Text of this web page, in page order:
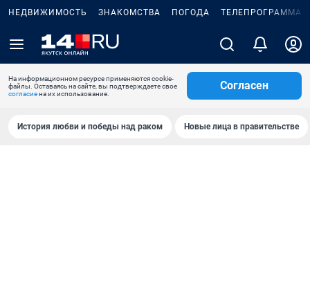
НЕДВИЖИМОСТЬ ЗНАКОМСТВА ПОГОДА ТЕЛЕПРОГРАММА
На информационном ресурсе применяются cookie-
файлы. Оставаясь на сайте, вы подтверждаете свое
согласиена их использование.
Согласен
История любви и победы над раком Новые лица в правительстве